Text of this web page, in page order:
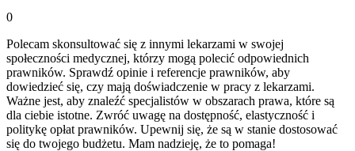
0
Polecam skonsultować się z innymi lekarzami w swojej
społeczności medycznej, którzy mogą polecić odpowiednich
prawników. Sprawdź opinie i referencje prawników, aby
dowiedzieć się, czy mają doświadczenie w pracy z lekarzami.
Ważne jest, aby znaleźć specjalistów w obszarach prawa, które są
dla ciebie istotne. Zwróć uwagę na dostępność, elastyczność i
politykę opłat prawników. Upewnij się, że są w stanie dostosować
się do twojego budżetu. Mam nadzieję, że to pomaga!